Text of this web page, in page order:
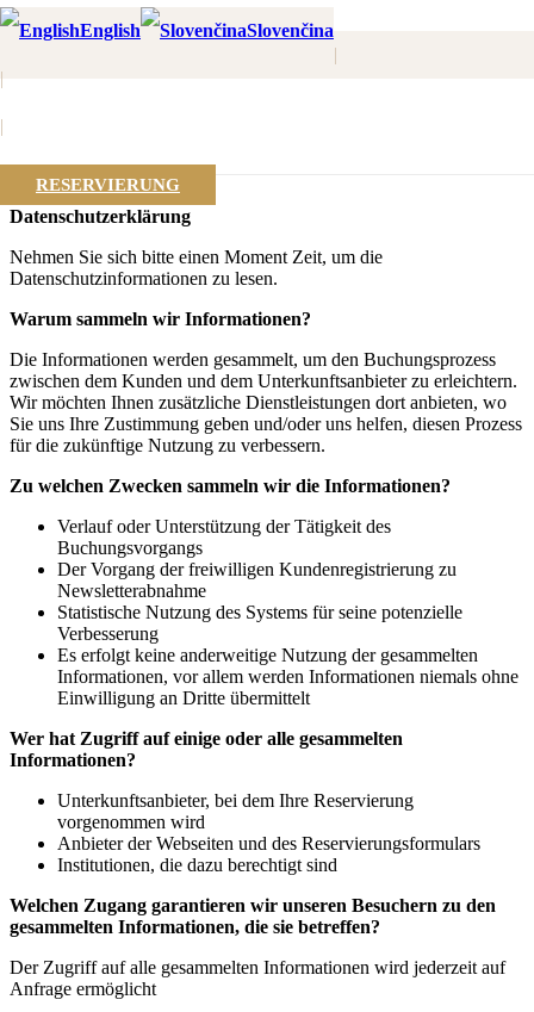
English Slovenčina
|
|
|
RESERVIERUNG
PERSONENBEZOGENER DATEN
Datenschutzerklärung
Nehmen Sie sich bitte einen Moment Zeit, um die
Datenschutzinformationen zu lesen.
Warum sammeln wir Informationen?
Die Informationen werden gesammelt, um den Buchungsprozess
zwischen dem Kunden und dem Unterkunftsanbieter zu erleichtern.
Wir möchten Ihnen zusätzliche Dienstleistungen dort anbieten, wo
Sie uns Ihre Zustimmung geben und/oder uns helfen, diesen Prozess
für die zukünftige Nutzung zu verbessern.
Zu welchen Zwecken sammeln wir die Informationen?
Verlauf oder Unterstützung der Tätigkeit des
Buchungsvorgangs
Der Vorgang der freiwilligen Kundenregistrierung zu
Newsletterabnahme
Statistische Nutzung des Systems für seine potenzielle
Verbesserung
Es erfolgt keine anderweitige Nutzung der gesammelten
Informationen, vor allem werden Informationen niemals ohne
Einwilligung an Dritte übermittelt
Wer hat Zugriff auf einige oder alle gesammelten
Informationen?
Unterkunftsanbieter, bei dem Ihre Reservierung
vorgenommen wird
Anbieter der Webseiten und des Reservierungsformulars
Institutionen, die dazu berechtigt sind
Welchen Zugang garantieren wir unseren Besuchern zu den
gesammelten Informationen, die sie betreffen?
Der Zugriff auf alle gesammelten Informationen wird jederzeit auf
Anfrage ermöglicht